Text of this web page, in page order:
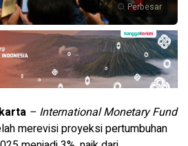
Perbesar
– International Monetary Fund
merevisi proyeksi pertumbuhan